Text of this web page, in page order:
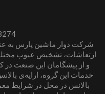
شرکت دوار ماشین پارس به
و از پیشگامان این صنعت در
خدمات این گروه، ارایه‌ی
بالانس در محل در شرایط